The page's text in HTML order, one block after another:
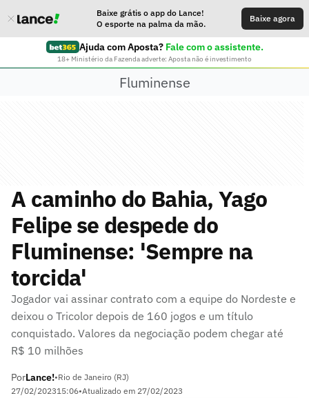
Baixe grátis o app do Lance!
O esporte na palma da mão.
Baixe agora
Ajuda com Aposta? Fale com o assistente.
18+ Ministério da Fazenda adverte: Aposta não é investimento
Fluminense
A caminho do Bahia, Yago
Felipe se despede do
Fluminense: 'Sempre na
torcida'
Jogador vai assinar contrato com a equipe do Nordeste e
deixou o Tricolor depois de 160 jogos e um título
conquistado. Valores da negociação podem chegar até
R$ 10 milhões
PorLance!•Rio de Janeiro (RJ)
27/02/202315:06•Atualizado em 27/02/2023